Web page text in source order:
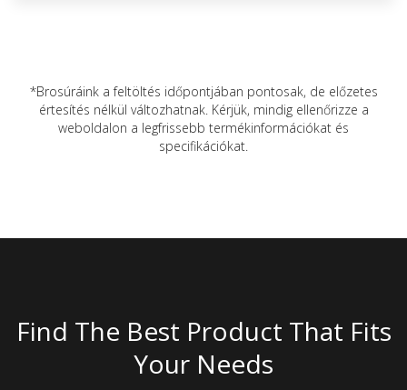
*Brosúráink a feltöltés időpontjában pontosak, de előzetes
értesítés nélkül változhatnak. Kérjük, mindig ellenőrizze a
weboldalon a legfrissebb termékinformációkat és
specifikációkat.
Find The Best Product That Fits
Your Needs